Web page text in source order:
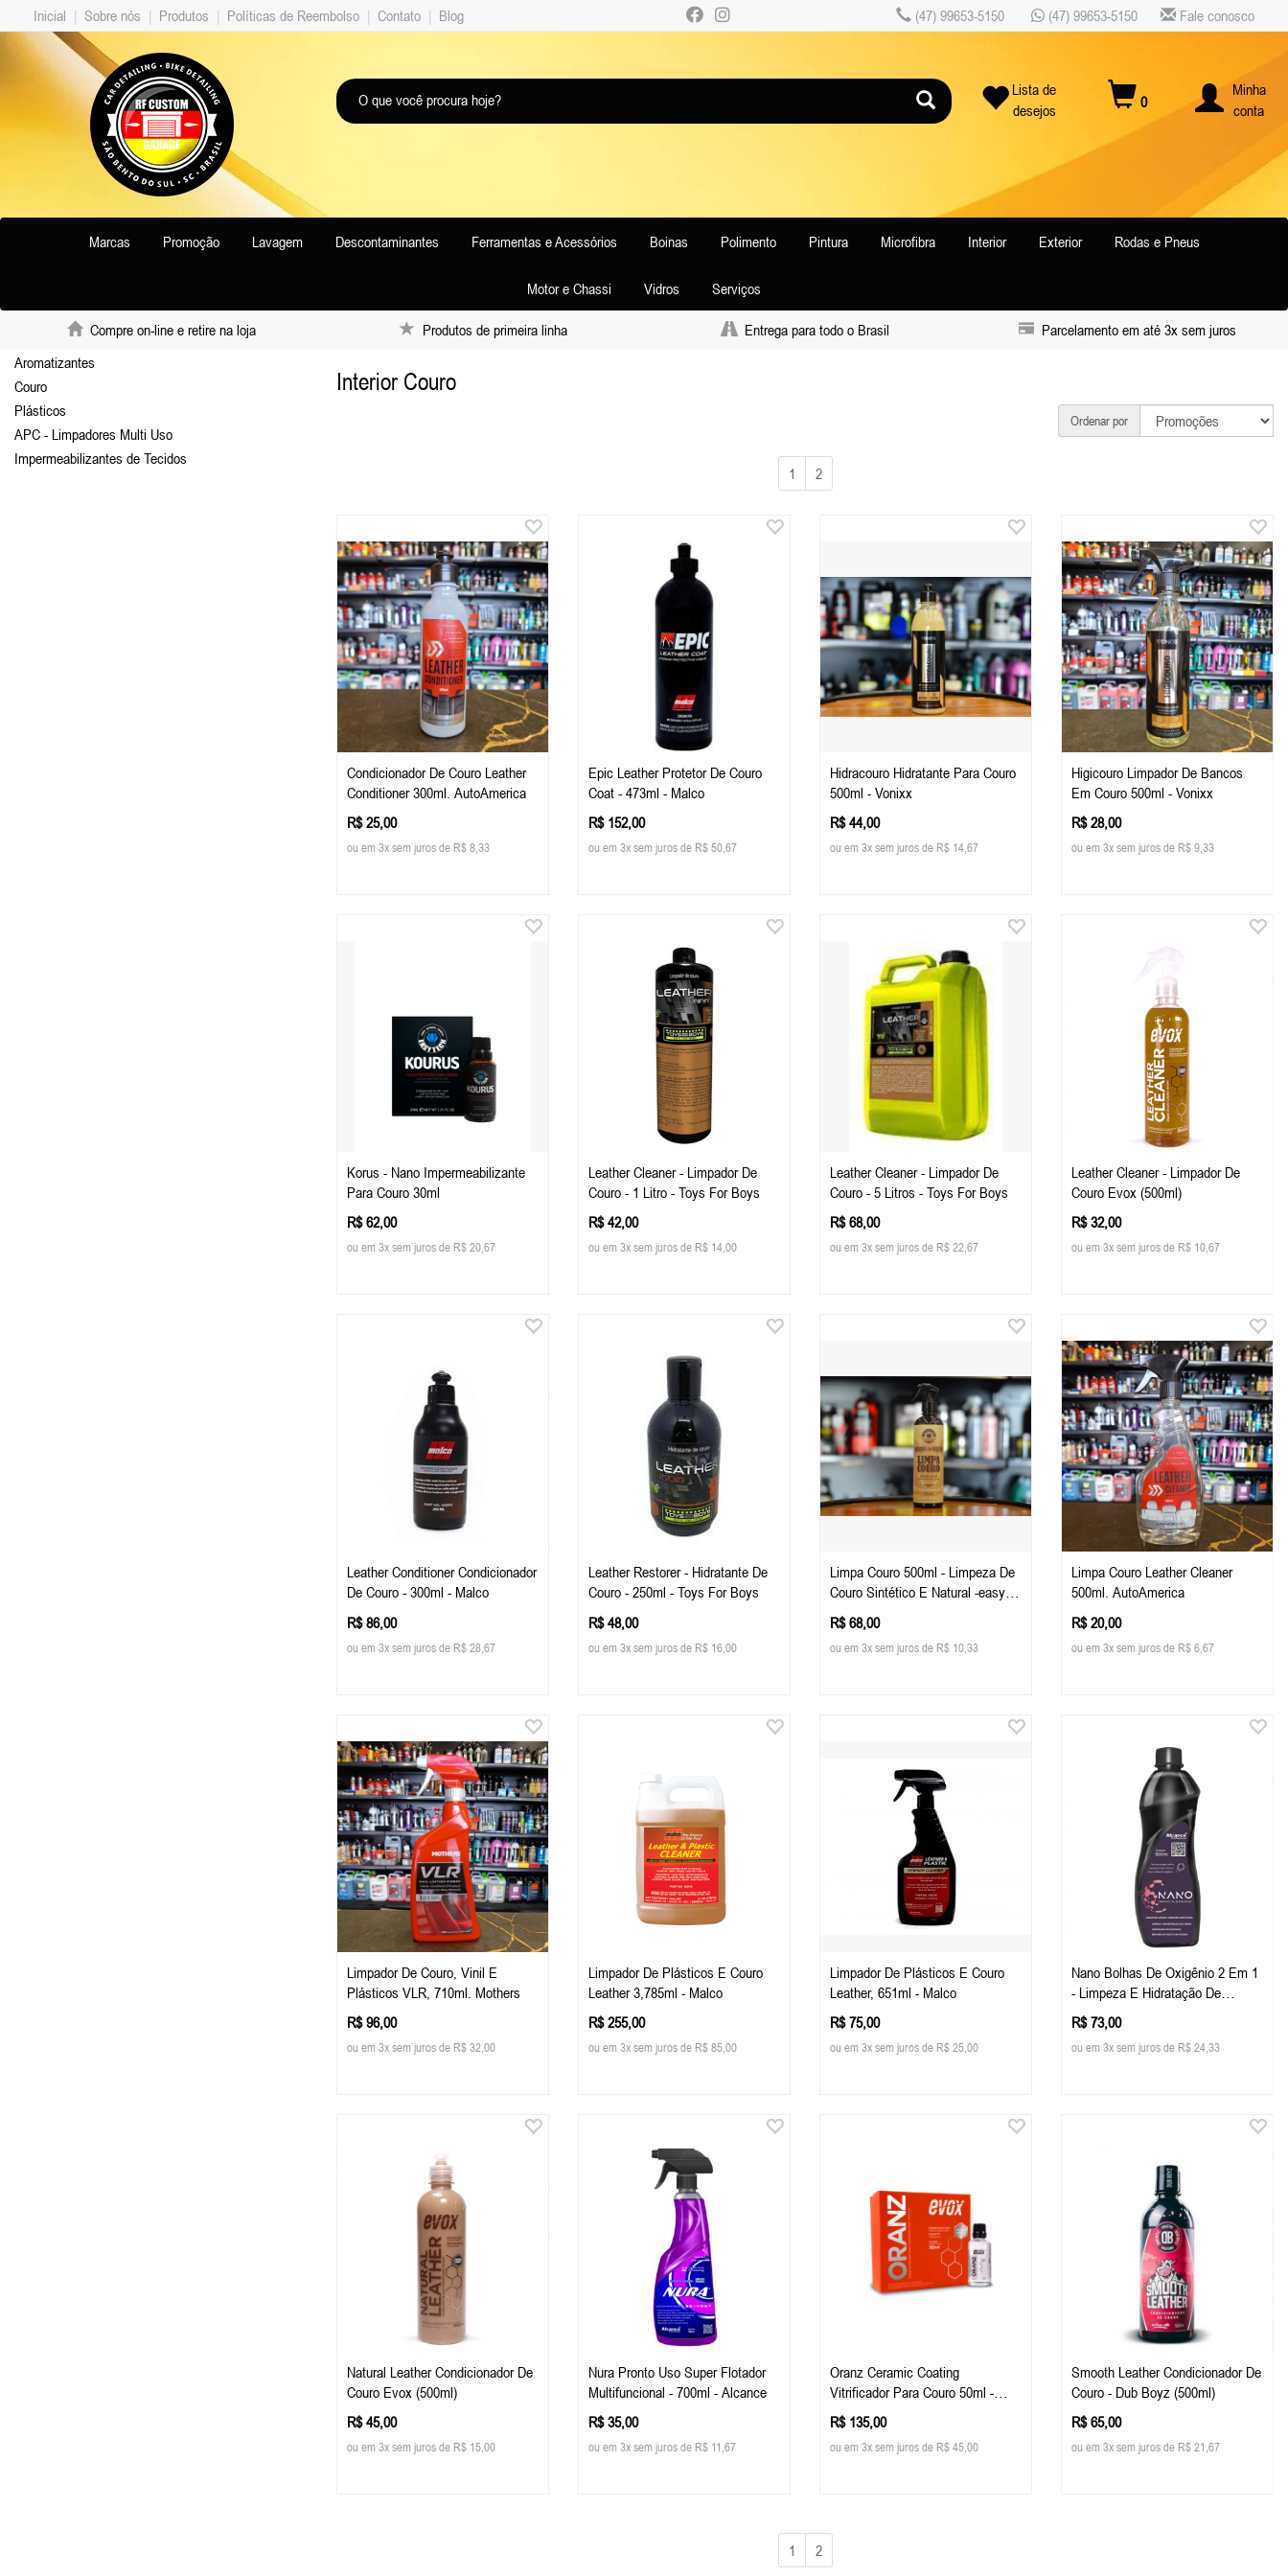
Inicial | Sobre nós | Produtos | Políticas de Reembolso | Contato | Blog (47) 99653-5150 (47) 99653-5150 Fale conosco
Lista de
desejos
0
Minha
conta
Marcas Promoção Lavagem Descontaminantes Ferramentas e Acessórios Boinas Polimento Pintura Microfibra Interior Exterior Rodas e Pneus
Motor e Chassi Vidros Serviços
Compre on-line e retire na loja Produtos de primeira linha Entrega para todo o Brasil
Parcelamento em até 3x sem juros
Aromatizantes
Couro
Plásticos
APC - Limpadores Multi Uso
Impermeabilizantes de Tecidos
Interior Couro
Ordenar por
1 2
Condicionador De Couro Leather
Conditioner 300ml. AutoAmerica
R$ 25,00
ou em 3x sem juros de R$ 8,33
Epic Leather Protetor De Couro
Coat - 473ml - Malco
R$ 152,00
ou em 3x sem juros de R$ 50,67
Hidracouro Hidratante Para Couro
500ml - Vonixx
R$ 44,00
ou em 3x sem juros de R$ 14,67
Higicouro Limpador De Bancos
Em Couro 500ml - Vonixx
R$ 28,00
ou em 3x sem juros de R$ 9,33
Korus - Nano Impermeabilizante
Para Couro 30ml
R$ 62,00
ou em 3x sem juros de R$ 20,67
Leather Cleaner - Limpador De
Couro - 1 Litro - Toys For Boys
R$ 42,00
ou em 3x sem juros de R$ 14,00
Leather Cleaner - Limpador De
Couro - 5 Litros - Toys For Boys
R$ 68,00
ou em 3x sem juros de R$ 22,67
Leather Cleaner - Limpador De
Couro Evox (500ml)
R$ 32,00
ou em 3x sem juros de R$ 10,67
Leather Conditioner Condicionador
De Couro - 300ml - Malco
R$ 86,00
ou em 3x sem juros de R$ 28,67
Leather Restorer - Hidratante De
Couro - 250ml - Toys For Boys
R$ 48,00
ou em 3x sem juros de R$ 16,00
Limpa Couro 500ml - Limpeza De
Couro Sintético E Natural -easy
Tech
R$ 68,00
ou em 3x sem juros de R$ 10,33
Limpa Couro Leather Cleaner
500ml. AutoAmerica
R$ 20,00
ou em 3x sem juros de R$ 6,67
Limpador De Couro, Vinil E
Plásticos VLR, 710ml. Mothers
R$ 96,00
ou em 3x sem juros de R$ 32,00
Limpador De Plásticos E Couro
Leather 3,785ml - Malco
R$ 255,00
ou em 3x sem juros de R$ 85,00
Limpador De Plásticos E Couro
Leather, 651ml - Malco
R$ 75,00
ou em 3x sem juros de R$ 25,00
Nano Bolhas De Oxigênio 2 Em 1
- Limpeza E Hidratação De
Couros E Similares - 500 Ml -
Alcance
R$ 73,00
ou em 3x sem juros de R$ 24,33
Natural Leather Condicionador De
Couro Evox (500ml)
R$ 45,00
ou em 3x sem juros de R$ 15,00
Nura Pronto Uso Super Flotador
Multifuncional - 700ml - Alcance
R$ 35,00
ou em 3x sem juros de R$ 11,67
Oranz Ceramic Coating
Vitrificador Para Couro 50ml -
Evox
R$ 135,00
ou em 3x sem juros de R$ 45,00
Smooth Leather Condicionador De
Couro - Dub Boyz (500ml)
R$ 65,00
ou em 3x sem juros de R$ 21,67
1 2